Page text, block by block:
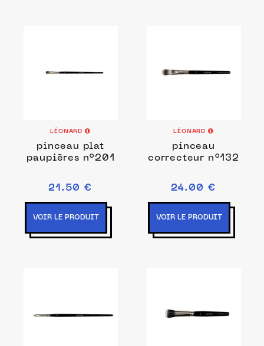
LÉONARD
pinceau plat
paupières n°201
21.50 €
VOIR LE PRODUIT
LÉONARD
pinceau
correcteur n°132
24.00 €
VOIR LE PRODUIT